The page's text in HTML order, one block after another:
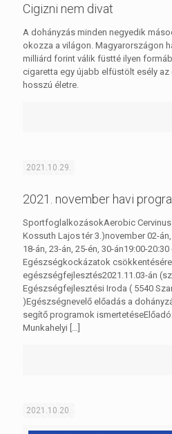
Cigizni nem divat
A dohányzás minden negyedik
okozza a világon. Magyarországon
milliárd forint válik füstté ilyen
cigaretta egy újabb elfüstölt esély
hosszú életre.
2021.10.29.
2021. november havi
SportfoglalkozásokAerobic Cervinus
Kossuth Lajos tér 3.)november 02-án,
18-án, 23-án, 25-én, 30-án19:00-
Egészségkockázatok
egészségfejlesztés2021.11.03-án
Egészségfejlesztési Iroda ( 5540
)Egészségnevelő előadás a
segítő programok
Munkahelyi
2021.10.20.